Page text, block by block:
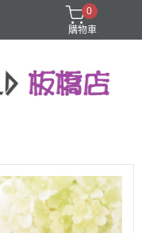
0
購物車